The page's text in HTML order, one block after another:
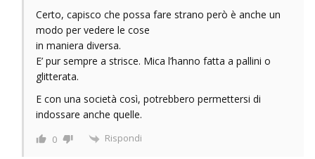
Certo, capisco che possa fare strano però è anche un
modo per vedere le cose
in maniera diversa.
E’ pur sempre a strisce. Mica l’hanno fatta a pallini o
glitterata.
E con una società così, potrebbero permettersi di
indossare anche quelle.
0 Rispondi